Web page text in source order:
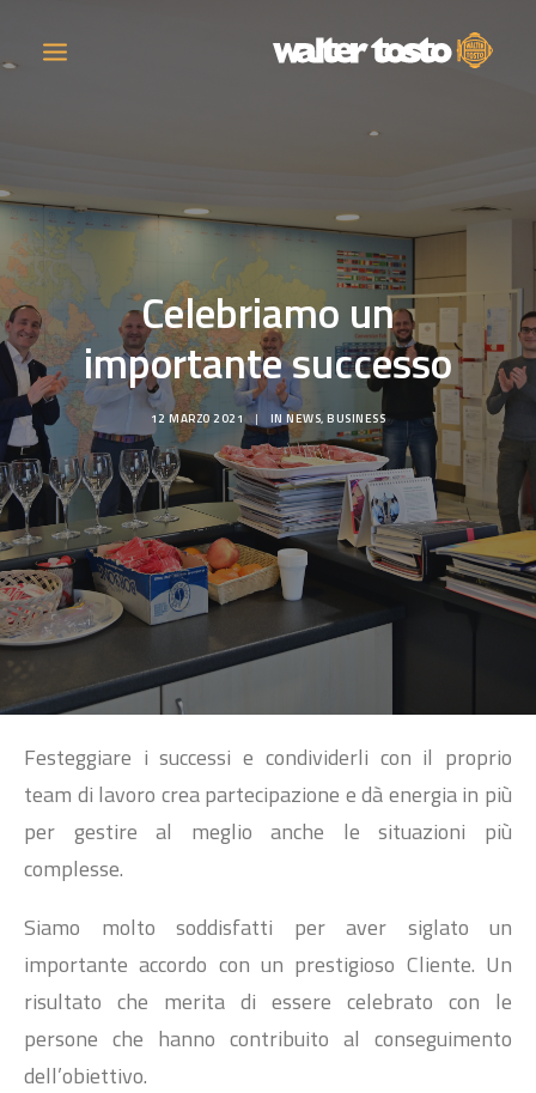
AZIENDA
PRODOTTI
ATTIVITÀ
CONTATTI
LAVORA CON NOI
NEWS
SEARCH
Celebriamo un
importante successo
12 MARZO 2021 | INNEWS,BUSINESS
Festeggiare i successi e condividerli con il proprio
team di lavoro crea partecipazione e dà energia in più
per gestire al meglio anche le situazioni più
complesse.
Siamo molto soddisfatti per aver siglato un
importante accordo con un prestigioso Cliente. Un
risultato che merita di essere celebrato con le
persone che hanno contribuito al conseguimento
dell’obiettivo.